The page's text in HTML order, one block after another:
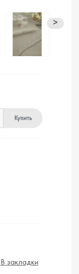
>
Купить
В закладки